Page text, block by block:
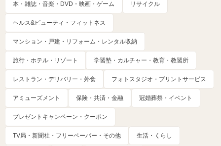
本・雑誌・音楽・DVD・映画・ゲーム リサイクル
ヘルス&ビューティ・フィットネス
マンション・戸建・リフォーム・レンタル収納
旅行・ホテル・リゾート 学習塾・カルチャー・教育・教習所
レストラン・デリバリー・外食 フォトスタジオ・プリントサービス
アミューズメント 保険・共済・金融 冠婚葬祭・イベント
プレゼントキャンペーン・クーポン
TV局・新聞社・フリーペーパー・その他 生活・くらし